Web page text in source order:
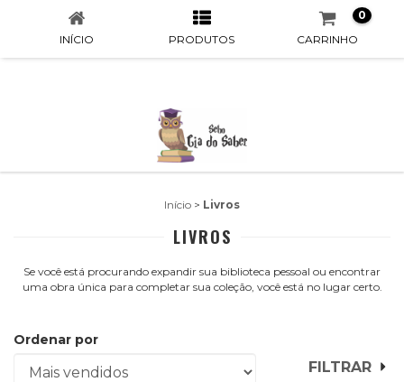
INÍCIO PRODUTOS CARRINHO
0
Início > Livros
LIVROS
Se você está procurando expandir sua biblioteca pessoal ou encontrar
uma obra única para completar sua coleção, você está no lugar certo.
Ordenar por
FILTRAR